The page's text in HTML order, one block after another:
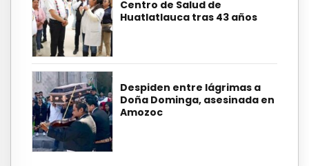
Centro de Salud de
Huatlatlauca tras 43 años
Despiden entre lágrimas a
Doña Dominga, asesinada en
Amozoc